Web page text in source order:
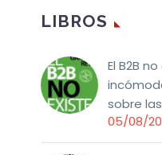
LIBROS
El B2B
sobre
05/08/